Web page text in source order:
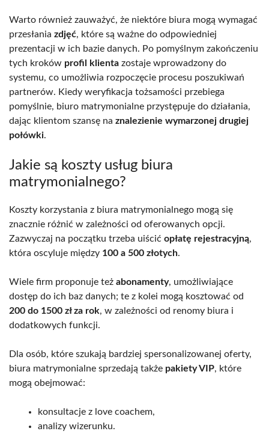
Warto również zauważyć, że niektóre biura mogą wymagać
przesłania zdjęć, które są ważne do odpowiedniej
prezentacji w ich bazie danych. Po pomyślnym zakończeniu
tych kroków profil klienta zostaje wprowadzony do
systemu, co umożliwia rozpoczęcie procesu poszukiwań
partnerów. Kiedy weryfikacja tożsamości przebiega
pomyślnie, biuro matrymonialne przystępuje do działania,
dając klientom szansę na znalezienie wymarzonej drugiej
połówki.
Jakie są koszty usług biura
matrymonialnego?
Koszty korzystania z biura matrymonialnego mogą się
znacznie różnić w zależności od oferowanych opcji.
Zazwyczaj na początku trzeba uiścić opłatę rejestracyjną,
która oscyluje między 100 a 500 złotych.
Wiele firm proponuje też abonamenty, umożliwiające
dostęp do ich baz danych; te z kolei mogą kosztować od
200 do 1500 zł za rok, w zależności od renomy biura i
dodatkowych funkcji.
Dla osób, które szukają bardziej spersonalizowanej oferty,
biura matrymonialne sprzedają także pakiety VIP, które
mogą obejmować:
konsultacje z love coachem,
analizy wizerunku.